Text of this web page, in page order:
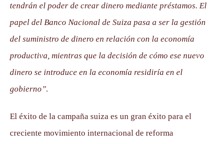
tendrán el poder de crear dinero mediante préstamos. El
papel del Banco Nacional de Suiza pasa a ser la gestión
del suministro de dinero en relación con la economía
productiva, mientras que la decisión de cómo ese nuevo
dinero se introduce en la economía residiría en el
gobierno”.
El éxito de la campaña suiza es un gran éxito para el
creciente movimiento internacional de reforma